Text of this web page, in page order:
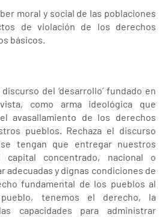
moral y social de las poblaciones
de violación de los derechos
básicos.
del ‘desarrollo’ fundado en
como arma ideológica que
avasallamiento de los derechos
pueblos. Rechaza el discurso
tengan que entregar nuestros
capital concentrado, nacional o
adecuadas y dignas condiciones de
fundamental de los pueblos al
tenemos el derecho, la
capacidades para administrar